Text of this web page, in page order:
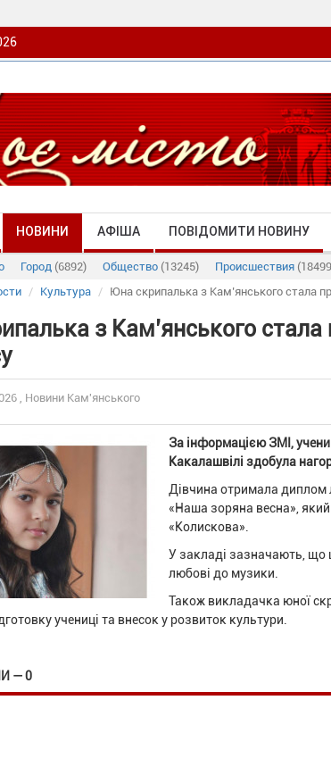
НОВИНИ АФІША ПОВІДОМИТИ НОВИНУ
Город (6892) Общество (13245) Происшествия
Культура Юна скрипалька з Кам’янського стала
з Кам’янського
, Новини Кам'янського
За інформацією ЗМІ,
Какалашвілі здобула
Дівчина отримала диплом
«Наша зоряна весна»,
«Колискова».
У закладі зазначають, що
любові до музики.
Також викладачка юної
учениці та внесок у розвиток культури.
— 0